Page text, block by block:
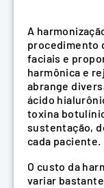
A
procedimento
faciais e
harmônica e
abrange
ácido
toxina
sustentação,
cada paciente.
O custo da
variar